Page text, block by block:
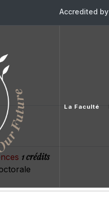
Accredited by
La Faculté
1 crédits